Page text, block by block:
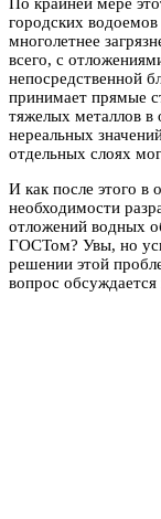
городских
многолетнее
всего, с
непосредственной
принимает прямые
тяжелых металлов в
нереальных
отдельных слоях
И как после этого в
необходимости
отложений водных
ГОСТом? Увы, но
решении этой
вопрос